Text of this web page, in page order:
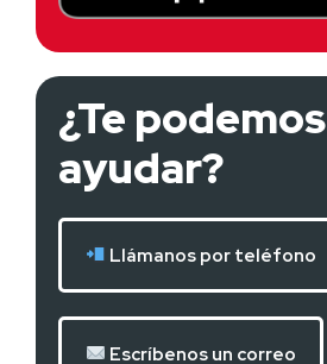
¿Te podemos
ayudar?
Llámanos por teléfono
Escríbenos un correo